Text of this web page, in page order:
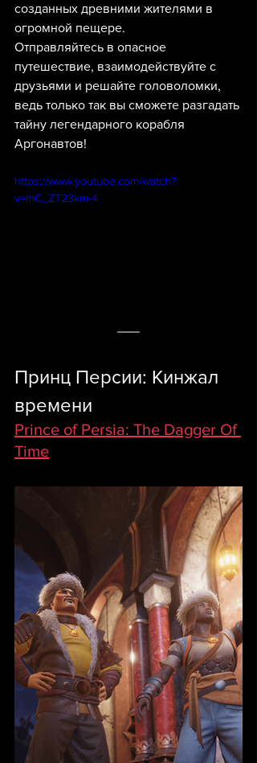
созданных древними жителями в
огромной пещере.
Отправляйтесь в опасное
путешествие, взаимодействуйте с
друзьями и решайте головоломки,
ведь только так вы сможете разгадать
тайну легендарного корабля
Аргонавтов!
https://www.youtube.com/watch?
v=mC_ZT23km-4
Принц Персии: Кинжал
времени
Prince of Persia: The Dagger Of
Time